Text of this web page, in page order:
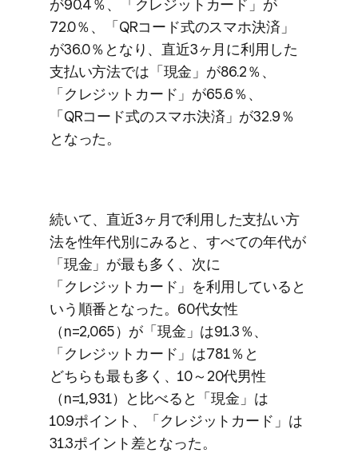
が​90.4％、​「クレジットカード」が​
72.0％、​「QRコード式の​スマホ決済」
が​36.0％と​なり、​直近3ヶ月に​利用した​
支払い方​法では​「現金」が​86.2％、​
「クレジットカード」が​65.6％、​
「QRコード式の​スマホ決済」が​32.9％
と​なった。
続いて、​直近3ヶ月で​利用した​支払い方​
法を​性年代別に​みると、​すべての​年代が​
「現金」が​最も​多く、​次に​
「クレジットカード」を​利用していると​
いう​順番と​なった。​60​代女性​
（n=2,065）が​「現金」は​91.3％、​
「クレジットカード」は​78.1％と​
どちらも​最も​多く、​10～20​代男性​
（n=1,931）と​比べると​「現金」は​
10.9ポイント、​「クレジットカード」は​
31.3ポイント差と​なった。